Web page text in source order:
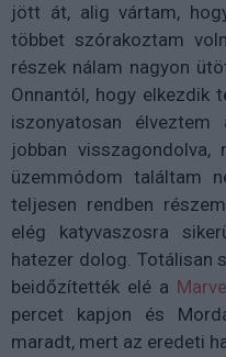
jött át, alig vártam,
többet szórakoztam
részek nálam nagyon
Onnantól, hogy elkezdik
iszonyatosan
jobban
üzemmódom találtam
teljesen rendben
elég katyvaszosra
hatezer dolog. Totálisan
beidőzítették elé a
percet kapjon és
maradt, mert az eredeti